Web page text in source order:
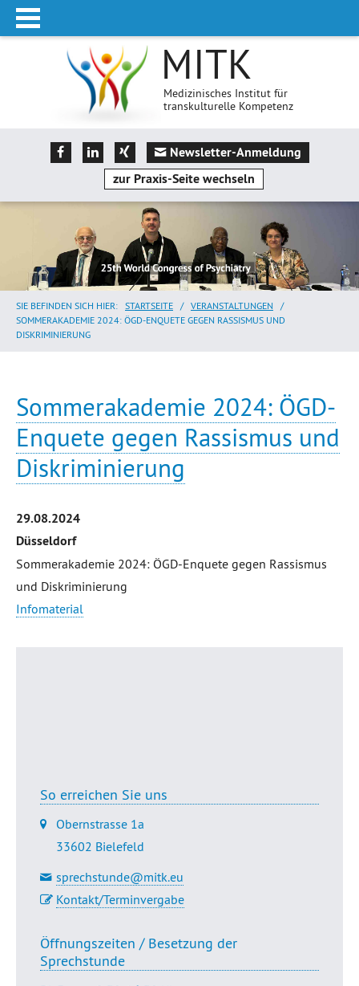
MITK
Medizinisches Institut für
transkulturelle Kompetenz
Newsletter-Anmeldung
zur Praxis-Seite wechseln
SIE BEFINDEN SICH HIER: STARTSEITE / VERANSTALTUNGEN /
SOMMERAKADEMIE 2024: ÖGD-ENQUETE GEGEN RASSISMUS UND
DISKRIMINIERUNG
Sommerakademie 2024: ÖGD-
Enquete gegen Rassismus und
Diskriminierung
29.08.2024
Düsseldorf
Sommerakademie 2024: ÖGD-Enquete gegen Rassismus
und Diskriminierung
Infomaterial
So erreichen Sie uns
Obernstrasse 1a
33602 Bielefeld
sprechstunde@mitk.eu
Kontakt/Terminvergabe
Öffnungszeiten / Besetzung der
Sprechstunde